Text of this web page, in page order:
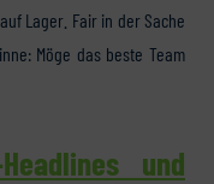
Lager. Fair in der Sache
Möge das beste Team
und